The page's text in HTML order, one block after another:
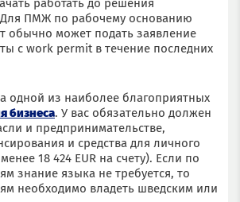
работать до решения
ПМЖ по рабочему основанию
обычно может подать заявление
с work permit в течение последних
одной из наиболее благоприятных
бизнеса. У вас обязательно должен
и предпринимательстве,
и средства для личного
18 424 EUR на счету). Если по
знание языка не требуется, то
необходимо владеть шведским или